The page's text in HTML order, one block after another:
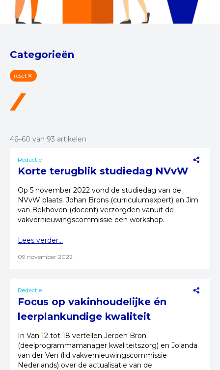
46–60 van 93 artikelen
Redactie
Korte terugblik studiedag NVvW
Op 5 november 2022 vond de studiedag van de
NVvW plaats. Johan Brons (curriculumexpert) en Jim
van Bekhoven (docent) verzorgden vanuit de
vakvernieuwingscommissie een workshop.
Lees verder...
09 november 2022
Redactie
Focus op vakinhoudelijke én
leerplankundige kwaliteit
In Van 12 tot 18 vertellen Jeroen Bron
(deelprogrammamanager kwaliteitszorg) en Jolanda
van der Ven (lid vakvernieuwingscommissie
Nederlands) over de actualisatie van de
Categorieën
reset